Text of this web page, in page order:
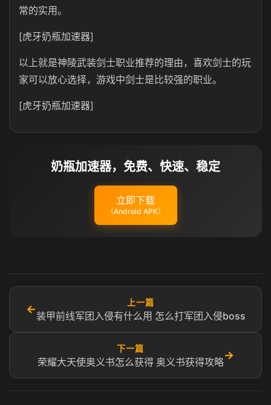
常的实用。
[虎牙奶瓶加速器]
以上就是神陵武装剑士职业推荐的理由，喜欢剑士的玩
家可以放心选择，游戏中剑士是比较强的职业。
[虎牙奶瓶加速器]
奶瓶加速器，免费、快速、稳定
立即下载
（Android APK）
←
上一篇
装甲前线军团入侵有什么用 怎么打军团入侵boss
下一篇
荣耀大天使奥义书怎么获得 奥义书获得攻略
→